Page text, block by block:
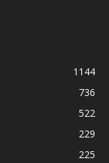
1144
736
522
229
225